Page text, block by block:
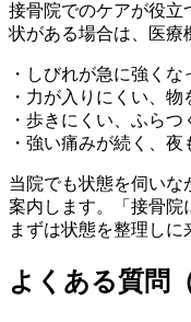
接骨院でのケアが役立
状がある場合は、医療
・しびれが急に強くな
・力が入りにくい、
・歩きにくい、ふら
・強い痛みが続く、
当院でも状態を伺い
案内します。「接骨院
まずは状態を整理しに
よくある質問